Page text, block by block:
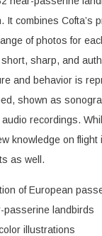
combines Cofta’s
of photos for
sharp, and
and behavior is
shown as
recordings.
knowledge on
as well.
of European
passerine landbirds
illustrations